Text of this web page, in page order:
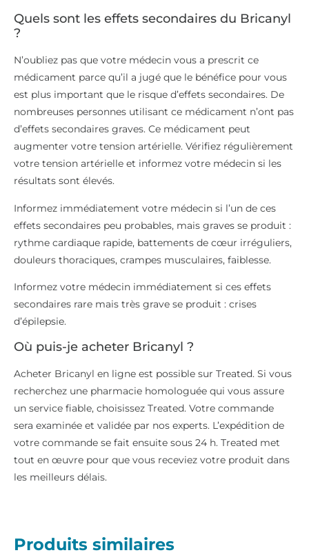
Quels sont les effets secondaires du Bricanyl
?
N’oubliez pas que votre médecin vous a prescrit ce
médicament parce qu’il a jugé que le bénéfice pour vous
est plus important que le risque d’effets secondaires. De
nombreuses personnes utilisant ce médicament n’ont pas
d’effets secondaires graves. Ce médicament peut
augmenter votre tension artérielle. Vérifiez régulièrement
votre tension artérielle et informez votre médecin si les
résultats sont élevés.
Informez immédiatement votre médecin si l’un de ces
effets secondaires peu probables, mais graves se produit :
rythme cardiaque rapide, battements de cœur irréguliers,
douleurs thoraciques, crampes musculaires, faiblesse.
Informez votre médecin immédiatement si ces effets
secondaires rare mais très grave se produit : crises
d’épilepsie.
Où puis-je acheter Bricanyl ?
Acheter Bricanyl en ligne est possible sur Treated. Si vous
recherchez une pharmacie homologuée qui vous assure
un service fiable, choisissez Treated. Votre commande
sera examinée et validée par nos experts. L’expédition de
votre commande se fait ensuite sous 24 h. Treated met
tout en œuvre pour que vous receviez votre produit dans
les meilleurs délais.
Produits similaires